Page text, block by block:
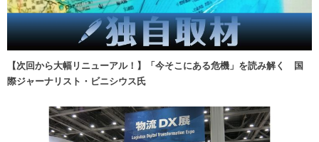
【次回から大幅リニューアル！】「今そこにある危機」を読み解く 国
際ジャーナリスト・ビニシウス氏